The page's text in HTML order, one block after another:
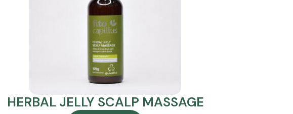
HERBAL JELLY SCALP MASSAGE